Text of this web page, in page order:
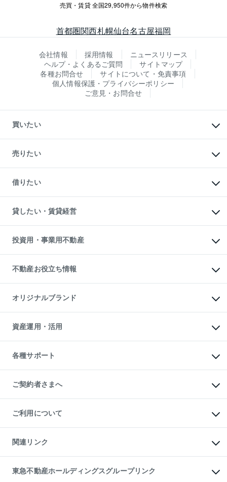
売買・賃貸 全国29,950件から物件検索
首都圏関西札幌仙台名古屋福岡
会社情報 採用情報
ニュースリリース
ヘルプ・よくあるご質問
サイトマップ
各種お問合せ
サイトについて・免責事項
個人情報保護・プライバシーポリシー
ご意見・お問合せ
買いたい
新築・分譲マンションの購入
中古マンションの購入
一戸建ての購入
中古一戸建ての購入
不動産購入の流れ
注目キーワード物件特集
購入ガイド
English 繁体中文簡体中文
売りたい
一戸建ての売却・査定
土地の売却・査定
スピードAI査定
不動産査定について
不動産売却の流れ
不動産買換えの流れ
売却ガイド
借りたい
オフィス・店舗の賃貸
借りるときの流れ
借りるガイド
貸したい・賃貸経営
マンション賃料データ
賃貸管理プラン
リロケーションについて
貸すガイド
投資用・事業用不動産
事業用不動産
マンション投資
投資用マンション
アパート経営
収益物件
ビル購入（ビル一棟）
投資用不動産の売却査定
事業用不動産の売却査定
不動産お役立ち情報
マンションライブラリー
人気マンションランキング
暮らしに役立つ不動産メディア
不動産相場・不動産価格情報
不動産コラム・ニュース
不動産用語集
不動産なんでもネット相談室
住まいの税金
オリジナルブランド
一棟リノベーションマンション
L`GENTE（ルジェンテ）
区分リノベーションマンション
投資用一棟レジデンスWELL
不動産小口投資
LEGACIA（レガシア）
資産運用・活用
不動産M&A
アセットマネジメント・出資
各種サポート
相続サポート
リフォームサポート
ご契約者さまへ
ご紹介・再契約特典
入居者様専用-各種ご案内（賃貸）
東急こすもす会「こすもすWeb」
ご利用について
金融商品取引について
東急リバブル ソーシャルメディアポリシー
ご意見・お問い合わせ（金融商品取引専用の相談・お問い合わせ窓口）
ダイレクトメール（郵送物）・Eメールなどの送付停止について
関連リンク
これからご結婚される方に東急百貨店のブライダルクラブ
人材サービスのご用命は 東急リバブルスタッフ株式会社まで
東急不動産ホールディングスグループリンク